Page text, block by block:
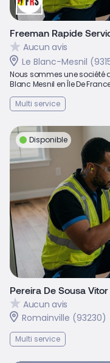
Freeman Rapide
Aucun avis
Le Blanc-Mesnil
Nous sommes une société
Blanc Mesnil en Île De
Multi service
Disponible
Pereira De Sousa Vitor
Aucun avis
Romainville (93230)
Multi service